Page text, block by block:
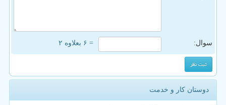
سوال: = ۶ بعلاوه ۲
دوستان کار و خدمت